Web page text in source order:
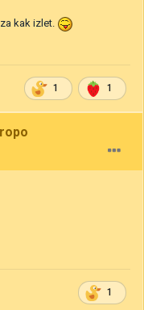
kak izlet.
1 1
1